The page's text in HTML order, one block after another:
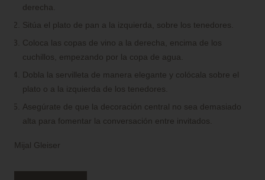
derecha.
Sitúa el plato de pan a la izquierda, sobre los tenedores.
Coloca las copas de vino a la derecha, encima de los
cuchillos, empezando por la copa de agua.
Dobla la servilleta de manera elegante y colócala sobre el
plato o a la izquierda de los tenedores.
Asegúrate de que la decoración central no sea demasiado
alta para fomentar la conversación entre invitados.
Mijal Gleiser